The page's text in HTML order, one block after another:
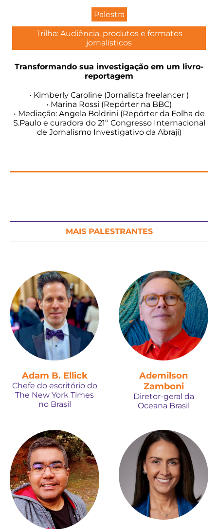
Palestra
Trilha: Audiência, produtos e formatos
jornalísticos
Transformando sua investigação em um livro-
reportagem
• Kimberly Caroline (Jornalista freelancer )
• Marina Rossi (Repórter na BBC)
• Mediação: Angela Boldrini (Repórter da Folha de
S.Paulo e curadora do 21º Congresso Internacional
de Jornalismo Investigativo da Abraji)
MAIS PALESTRANTES
Adam B. Ellick
Chefe do escritório do
The New York Times
no Brasil
Ademilson
Zamboni
Diretor-geral da
Oceana Brasil